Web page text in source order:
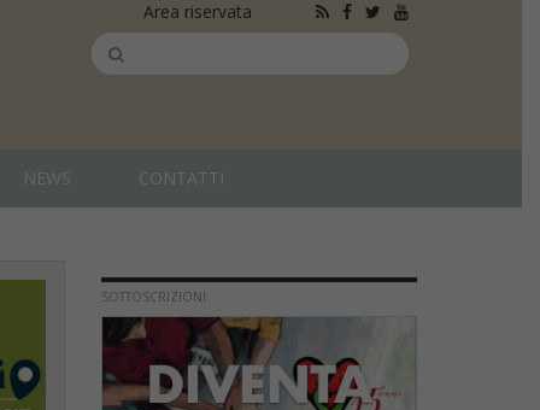
Area riservata
NEWS CONTATTI
SOTTOSCRIZIONI